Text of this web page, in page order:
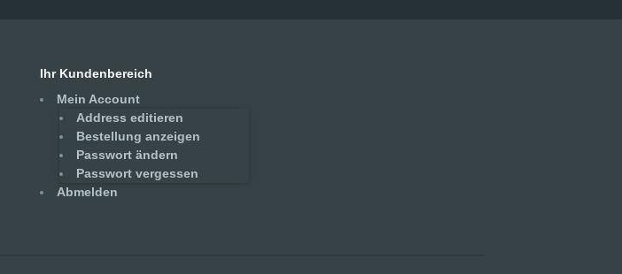
Ihr Kundenbereich
Mein Account
Address editieren
Bestellung anzeigen
Passwort ändern
Passwort vergessen
Abmelden